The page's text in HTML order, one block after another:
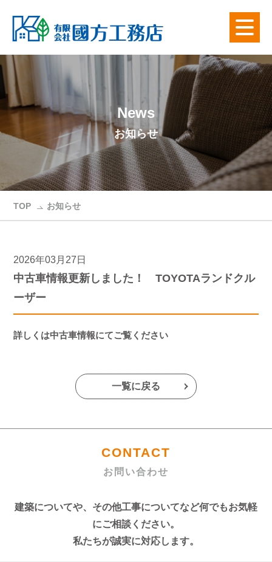
News
お知らせ
TOP お知らせ
2026年03月27日
中古車情報更新しました！ TOYOTAランドクル
ーザー
詳しくは中古車情報にてご覧ください
一覧に戻る
CONTACT
お問い合わせ
建築についてや、その他工事についてなど何でもお気軽
にご相談ください。
私たちが誠実に対応します。